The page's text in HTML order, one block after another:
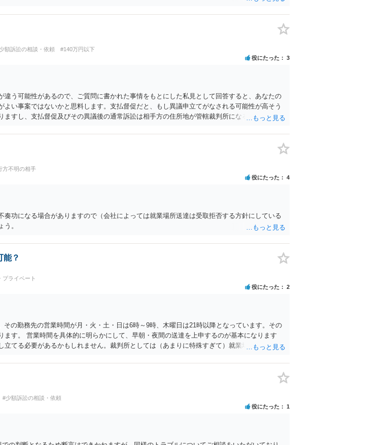
額訴訟の相談・依頼 #140万円以下
役にたった 3
う可能性があるので、ご質問に書かれた事情をもとにした私見として回答すると、あなたの
い事案ではないかと思料します。支払督促だと、もし異議申立てがなされる可能性が高そう
すし、支払督促及びその異議後の通常訴訟は相手方の住所地が管轄裁判所になるため（特に
う理由では、慰謝料請求は通常は認められません。
方不明の相手
役にたった 4
功になる場合がありますので（会社によっては就業場所送達は受取拒否する方針にしている
。
能？
プライベート
役にたった 2
の勤務先の営業時間が月・火・土・日は6時～9時、木曜日は21時以降となっています。その
す。 営業時間を具体的に明らかにして、早朝・夜間の送達を上申するのが基本になります
てる必要があるかもしれません。裁判所としては（あまりに特殊すぎて）就業場所送達を認
#少額訴訟の相談・依頼
役にたった 1